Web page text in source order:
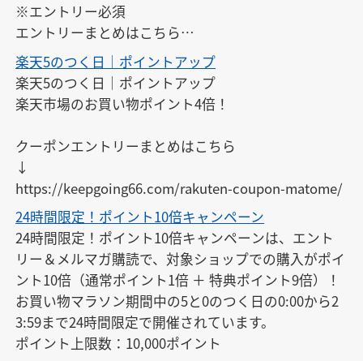
※エントリー必須
エントリーまとめはこちら
↓
https://keepgoing66.com/rakuten-entry-matome/
楽天5のつく日｜ポイントアップ
楽天5のつく日｜ポイントアップ
楽天市場のお買い物ポイント4倍！
クーポンエントリーまとめはこちら
↓
https://keepgoing66.com/rakuten-coupon-matome/
24時間限定！ポイント10倍キャンペーン
24時間限定！ポイント10倍キャンペーンは、エント
リー＆メルマガ購読で、対象ショップでの購入がポイ
ント10倍（通常ポイント1倍 ＋ 特典ポイント9倍）！
お買い物マラソン期間中の5と0のつく日の0:00から2
3:59まで24時間限定で開催されています。
ポイント上限数：10,000ポイント